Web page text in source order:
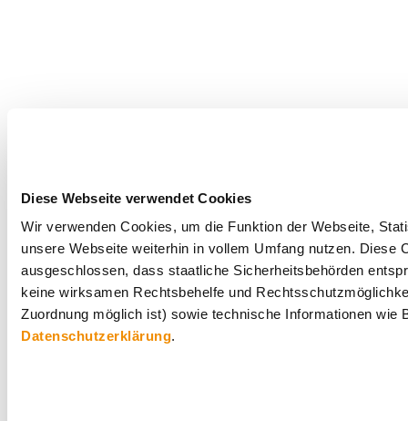
Diese Webseite verwendet Cookies
Wir verwenden Cookies, um die Funktion der Webseite,
unsere Webseite weiterhin in vollem Umfang nutzen.
ausgeschlossen, dass staatliche Sicherheitsbehörden
keine wirksamen Rechtsbehelfe und
Zuordnung möglich ist) sowie technische Informationen
Datenschutzerklärung.